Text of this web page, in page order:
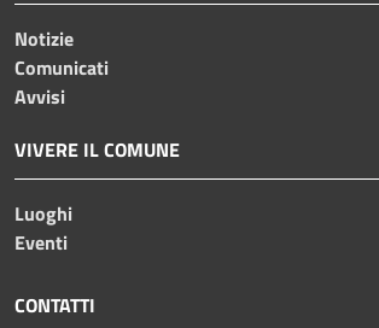
Notizie
Comunicati
Avvisi
VIVERE IL COMUNE
Luoghi
Eventi
CONTATTI